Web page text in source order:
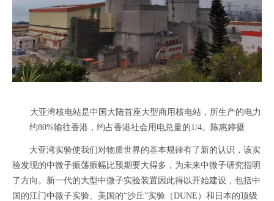
大亚湾核电站是中国大陆首座大型商用核电站，所生产的电力
约80%输往香港，约占香港社会用电总量的1/4。陈惠婷摄
大亚湾实验使我们对物质世界的基本规律有了新的认识，该实
验发现的中微子振荡振幅比预期要大得多，为未来中微子研究指明
了方向。新一代的大型中微子实验装置因此得以开始建设，包括中
国的江门中微子实验、美国的“沙丘”实验（DUNE）和日本的顶级